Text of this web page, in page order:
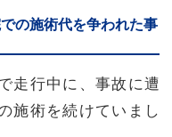
の施術代を争われた事
走行中に、事故に遭
施術を続けていまし